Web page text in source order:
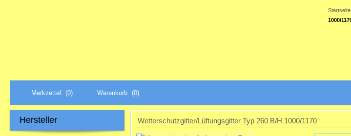
Startseite
1000/
Warenkorb (0)
Merkzettel (0)
Wetterschutzgitter/Lüftungsgitter Typ 260 B/H 1000/1170
Hersteller